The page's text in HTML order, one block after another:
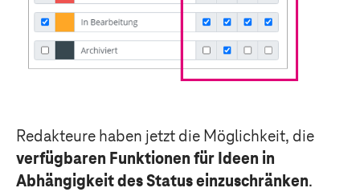
Redakteure haben jetzt die Möglichkeit, die
verfügbaren Funktionen für Ideen in
Abhängigkeit des Status einzuschränken.